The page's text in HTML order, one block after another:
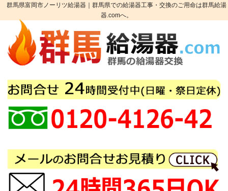
群馬県富岡市ノーリツ給湯器｜群馬県での給湯器工事・交換のご用命は群馬給湯
器.comへ。